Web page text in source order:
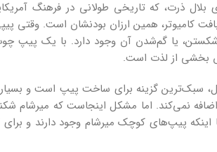
ذرت، که تاریخی طولانی در فرهنگ
همین ارزان بودنشان است. وقتی
شکستن، یا گم‌شدن آن وجود دارد. با یک پیپ
بخشی از لذت است.
سبک‌ترین گزینه برای ساخت پیپ است و
نمی‌کند. اما مشکل اینجاست که میرشام
اینکه پیپ‌های کوچک میرشام وجود دارند و